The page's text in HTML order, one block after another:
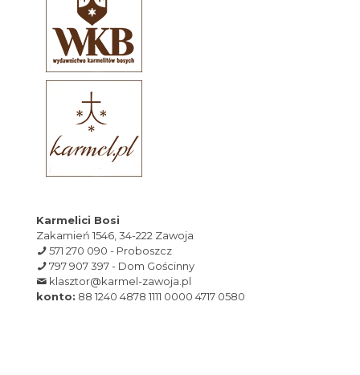
Karmelici Bosi
Zakamień 1546, 34-222 Zawoja
571 270 090 - Proboszcz
797 907 397 - Dom Gościnny
klasztor@karmel-zawoja.pl
konto: 88 1240 4878 1111 0000 4717 0580